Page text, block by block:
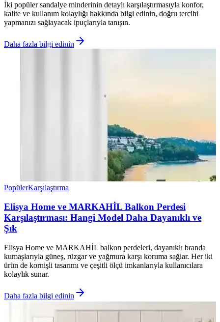
İki popüler sandalye minderinin detaylı karşılaştırmasıyla konfor,
kalite ve kullanım kolaylığı hakkında bilgi edinin, doğru tercihi
yapmanızı sağlayacak ipuçlarıyla tanışın.
Daha fazla bilgi edinin
PopülerKarşılaştırma
Elisya Home ve MARKAHİL Balkon Perdesi
Karşılaştırması: Hangi Model Daha Dayanıklı ve
Şık
Elisya Home ve MARKAHİL balkon perdeleri, dayanıklı branda
kumaşlarıyla güneş, rüzgar ve yağmura karşı koruma sağlar. Her iki
ürün de kornişli tasarımı ve çeşitli ölçü imkanlarıyla kullanıcılara
kolaylık sunar.
Daha fazla bilgi edinin